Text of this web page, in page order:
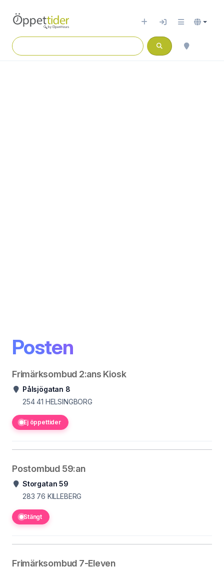
Posten
Frimärksombud 2:ans Kiosk
Pålsjögatan 8
254 41 HELSINGBORG
Ej öppettider
Postombud 59:an
Storgatan 59
283 76 KILLEBERG
Stängt
Frimärksombud 7-Eleven